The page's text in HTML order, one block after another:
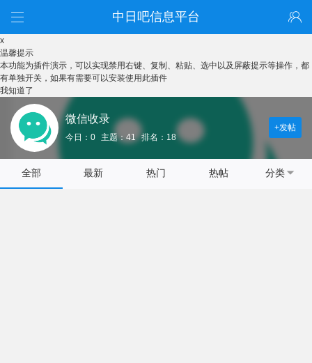
中日吧信息平台
x
温馨提示
本功能为插件演示，可以实现禁用右键、复制、粘贴、选中以及屏蔽提示等操作，都
有单独开关，如果有需要可以安装使用此插件
我知道了
微信收录
今日：0 主题：41 排名：18
+发帖
全部 最新 热门 热帖 分类